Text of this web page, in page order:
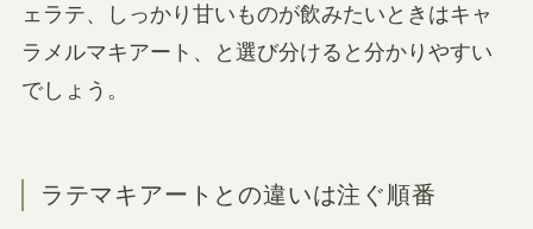
ェラテ、しっかり甘いものが飲みたいときはキャ
ラメルマキアート、と選び分けると分かりやすい
でしょう。
ラテマキアートとの違いは注ぐ順番